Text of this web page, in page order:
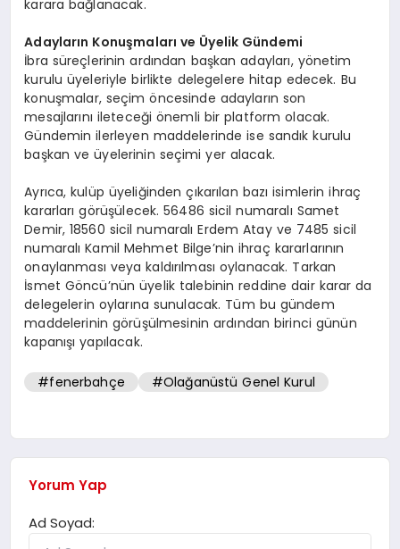
karara bağlanacak.
Adayların Konuşmaları ve Üyelik Gündemi
İbra süreçlerinin ardından başkan adayları, yönetim
kurulu üyeleriyle birlikte delegelere hitap edecek. Bu
konuşmalar, seçim öncesinde adayların son
mesajlarını ileteceği önemli bir platform olacak.
Gündemin ilerleyen maddelerinde ise sandık kurulu
başkan ve üyelerinin seçimi yer alacak.
Ayrıca, kulüp üyeliğinden çıkarılan bazı isimlerin ihraç
kararları görüşülecek. 56486 sicil numaralı Samet
Demir, 18560 sicil numaralı Erdem Atay ve 7485 sicil
numaralı Kamil Mehmet Bilge’nin ihraç kararlarının
onaylanması veya kaldırılması oylanacak. Tarkan
İsmet Göncü’nün üyelik talebinin reddine dair karar da
delegelerin oylarına sunulacak. Tüm bu gündem
maddelerinin görüşülmesinin ardından birinci günün
kapanışı yapılacak.
#fenerbahçe #Olağanüstü Genel Kurul
Yorum Yap
Ad Soyad: